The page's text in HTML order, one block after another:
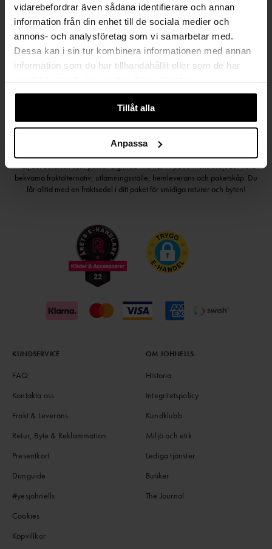
vidarebefordrar även sådana identifierare och annan
information från din enhet till de sociala medier och
annons- och analysföretag som vi samarbetar med.
Dessa kan i sin tur kombinera informationen med annan
information som du har tillhandahållit eller som de har
Tillåt alla
Anpassa
Håll dig uppdaterad
PRENUMERERA PÅ VÅRT NYHETSBREV
Kvinna Man
PRENUMERERA
HANDLA TRYGGT OCH SMIDIGT
Välj det betalsätt som passar dig med Klarna. Vi på Johnells erbjuder flera
bekväma fraktalternativ; utlämningsställe, hemleverans och paketskåp. Du
får alltid med en fraktsedel i ditt paket för smidiga returer och byten!
KUNDSERVICE
FAQ
Kontakta oss
Frakt & Leverans
Retur, Byte & Reklammation
Presentkort
Dunguide
#yesjohnells
Cookies
Köpvillkor
OM JOHNELLS
Historia
Integritetspolicy
Kundklubb
Miljö och etik
Lediga tjänster
Butiker
The Journal